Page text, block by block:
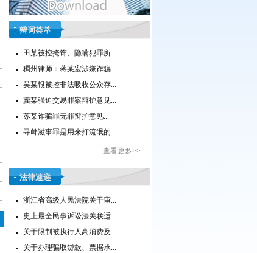
辩词荟萃
田某被控掩饰、隐瞒犯罪所...
稠州律师：蒋某宏涉嫌诈骗...
吴某银被控非法吸收公众存...
龚某强迫交易罪案辩护意见...
苏某诈骗罪无罪辩护意见...
寻衅滋事罪是用来打流氓的...
查看更多>>
法律速递
浙江省高级人民法院关于审...
史上最全民事诉讼法关联适...
关于限制被执行人高消费及...
关于办理骗取贷款、票据承...